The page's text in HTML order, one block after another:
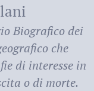
Biografico dei
che
di interesse in
o di morte.